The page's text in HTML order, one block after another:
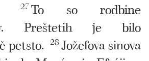
27To so rodbine
Preštetih je bilo
petsto. 28 Jožefova sinova